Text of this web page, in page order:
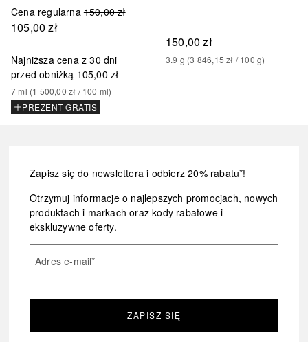
Cena regularna 150,00 zł
105,00 zł
Najniższa cena z 30 dni
przed obniżką 105,00 zł
7 ml (1 500,00 zł / 100 ml)
PREZENT GRATIS
150,00 zł
3.9 g (3 846,15 zł / 100 g)
Zapisz się do newslettera i odbierz 20% rabatu*!
Otrzymuj informacje o najlepszych promocjach, nowych
produktach i markach oraz kody rabatowe i
ekskluzywne oferty.
Adres e-mail*
ZAPISZ SIĘ